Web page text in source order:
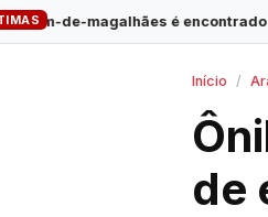
é encontrado morto na Praia do
Início
de